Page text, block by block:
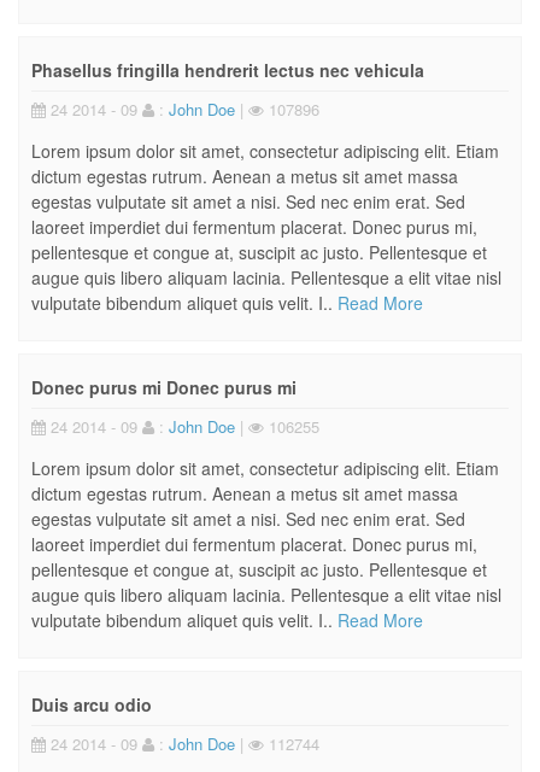
Phasellus fringilla hendrerit lectus nec vehicula
24 2014 - 09 : John Doe | 107896
Lorem ipsum dolor sit amet, consectetur adipiscing elit. Etiam
dictum egestas rutrum. Aenean a metus sit amet massa
egestas vulputate sit amet a nisi. Sed nec enim erat. Sed
laoreet imperdiet dui fermentum placerat. Donec purus mi,
pellentesque et congue at, suscipit ac justo. Pellentesque et
augue quis libero aliquam lacinia. Pellentesque a elit vitae nisl
vulputate bibendum aliquet quis velit. I.. Read More
Donec purus mi Donec purus mi
24 2014 - 09 : John Doe | 106255
Lorem ipsum dolor sit amet, consectetur adipiscing elit. Etiam
dictum egestas rutrum. Aenean a metus sit amet massa
egestas vulputate sit amet a nisi. Sed nec enim erat. Sed
laoreet imperdiet dui fermentum placerat. Donec purus mi,
pellentesque et congue at, suscipit ac justo. Pellentesque et
augue quis libero aliquam lacinia. Pellentesque a elit vitae nisl
vulputate bibendum aliquet quis velit. I.. Read More
Duis arcu odio
24 2014 - 09 : John Doe | 112744